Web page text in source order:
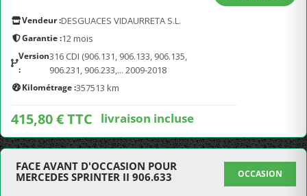
Vendeur :DESGUACES VIDAURRETA S.L.
Garantie :12 mois
Version
:
316 CDI (906.131, 906.133, 906.135,
906.231, 906.233,... 2009-2018
Kilométrage :357513 km
415,80 € TTC livraison incluse
FACE AVANT D'OCCASION POUR
MERCEDES SPRINTER II 906.633
OCCASION